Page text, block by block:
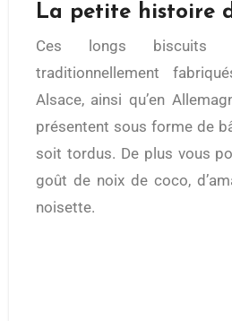
La petite histoire
Ces longs biscuits de Noël sont
traditionnellement
Alsace, ainsi qu’en
présentent sous forme de
soit tordus. De plus vous
goût de noix de coco,
noisette.